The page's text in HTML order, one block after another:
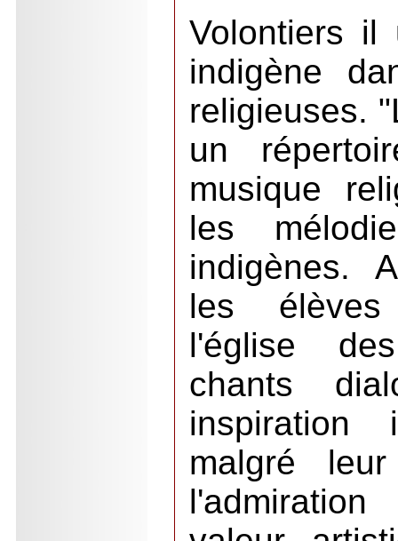
Volontiers il
indigène
religieuses.
un
musique
les
indigènes.
les
l'église
chants
inspiration
malgré